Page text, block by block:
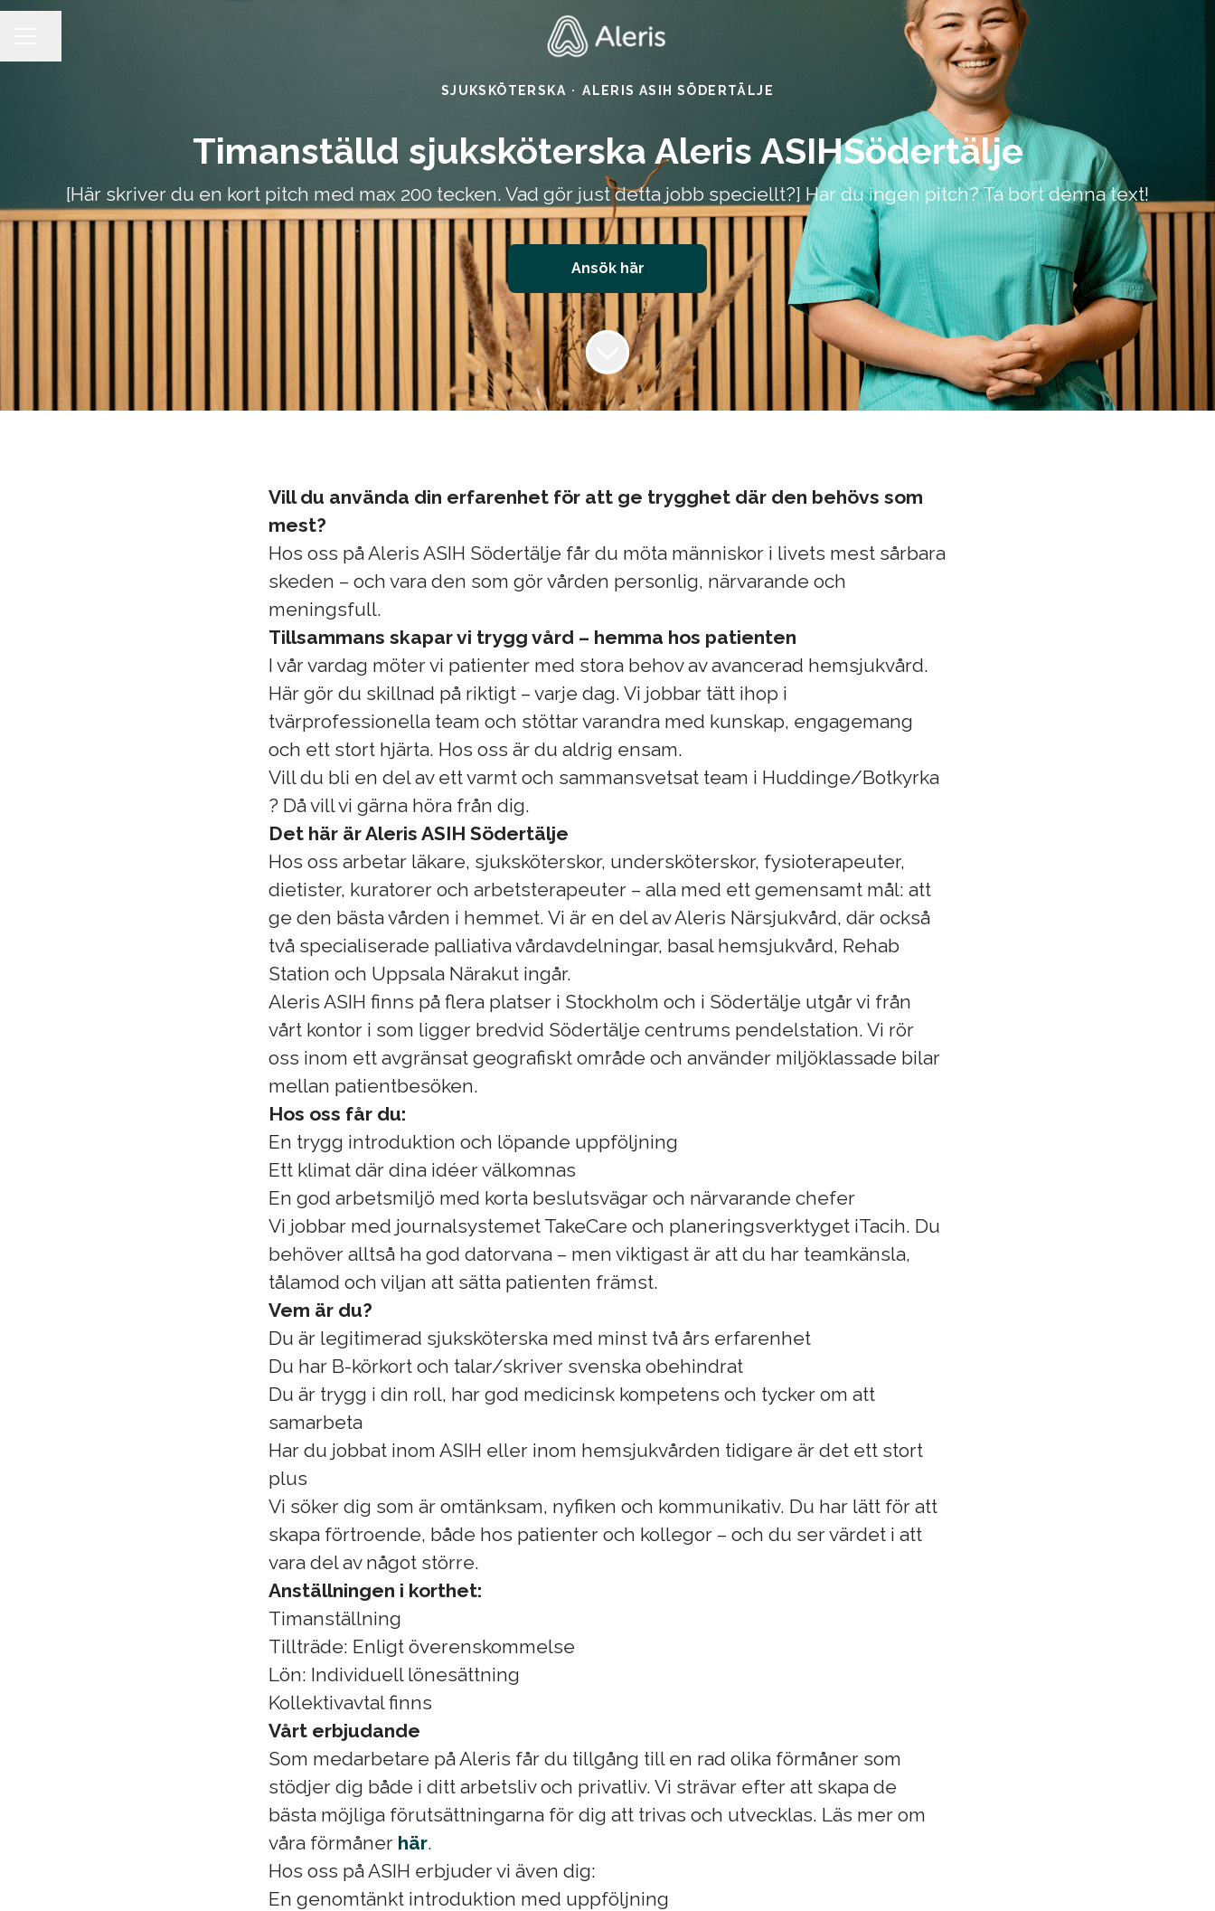
SJUKSKÖTERSKA · ALERIS ASIH SÖDERTÄLJE
Timanställd sjuksköterska Aleris ASIHSödertälje
[Här skriver du en kort pitch med max 200 tecken. Vad gör just detta jobb speciellt?] Har du ingen pitch? Ta bort denna text!
Ansök här
Vill du använda din erfarenhet för att ge trygghet där den behövs som
mest?
Hos oss på Aleris ASIH Södertälje får du möta människor i livets mest sårbara
skeden – och vara den som gör vården personlig, närvarande och
meningsfull.
Tillsammans skapar vi trygg vård – hemma hos patienten
I vår vardag möter vi patienter med stora behov av avancerad hemsjukvård.
Här gör du skillnad på riktigt – varje dag. Vi jobbar tätt ihop i
tvärprofessionella team och stöttar varandra med kunskap, engagemang
och ett stort hjärta. Hos oss är du aldrig ensam.
Vill du bli en del av ett varmt och sammansvetsat team i Huddinge/Botkyrka
? Då vill vi gärna höra från dig.
Det här är Aleris ASIH Södertälje
Hos oss arbetar läkare, sjuksköterskor, undersköterskor, fysioterapeuter,
dietister, kuratorer och arbetsterapeuter – alla med ett gemensamt mål: att
ge den bästa vården i hemmet. Vi är en del av Aleris Närsjukvård, där också
två specialiserade palliativa vårdavdelningar, basal hemsjukvård, Rehab
Station och Uppsala Närakut ingår.
Aleris ASIH finns på flera platser i Stockholm och i Södertälje utgår vi från
vårt kontor i som ligger bredvid Södertälje centrums pendelstation. Vi rör
oss inom ett avgränsat geografiskt område och använder miljöklassade bilar
mellan patientbesöken.
Hos oss får du:
En trygg introduktion och löpande uppföljning
Ett klimat där dina idéer välkomnas
En god arbetsmiljö med korta beslutsvägar och närvarande chefer
Vi jobbar med journalsystemet TakeCare och planeringsverktyget iTacih. Du
behöver alltså ha god datorvana – men viktigast är att du har teamkänsla,
tålamod och viljan att sätta patienten främst.
Vem är du?
Du är legitimerad sjuksköterska med minst två års erfarenhet
Du har B-körkort och talar/skriver svenska obehindrat
Du är trygg i din roll, har god medicinsk kompetens och tycker om att
samarbeta
Har du jobbat inom ASIH eller inom hemsjukvården tidigare är det ett stort
plus
Vi söker dig som är omtänksam, nyfiken och kommunikativ. Du har lätt för att
skapa förtroende, både hos patienter och kollegor – och du ser värdet i att
vara del av något större.
Anställningen i korthet:
Timanställning
Tillträde: Enligt överenskommelse
Lön: Individuell lönesättning
Kollektivavtal finns
Vårt erbjudande
Som medarbetare på Aleris får du tillgång till en rad olika förmåner som
stödjer dig både i ditt arbetsliv och privatliv. Vi strävar efter att skapa de
bästa möjliga förutsättningarna för dig att trivas och utvecklas. Läs mer om
våra förmåner här.
Hos oss på ASIH erbjuder vi även dig:
En genomtänkt introduktion med uppföljning